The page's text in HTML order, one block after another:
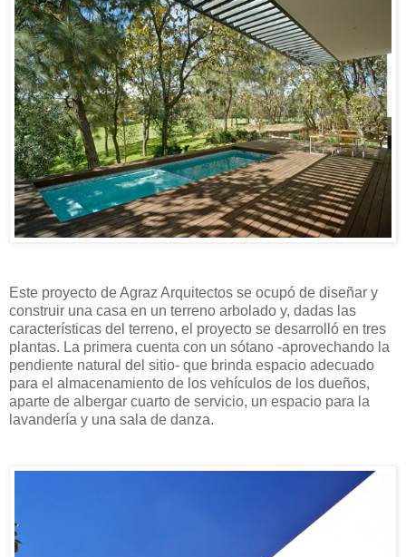
Este proyecto de Agraz Arquitectos se ocupó de diseñar y
construir una casa en un terreno arbolado y, dadas las
características del terreno, el proyecto se desarrolló en tres
plantas. La primera cuenta con un sótano -aprovechando la
pendiente natural del sitio- que brinda espacio adecuado
para el almacenamiento de los vehículos de los dueños,
aparte de albergar cuarto de servicio, un espacio para la
lavandería y una sala de danza.